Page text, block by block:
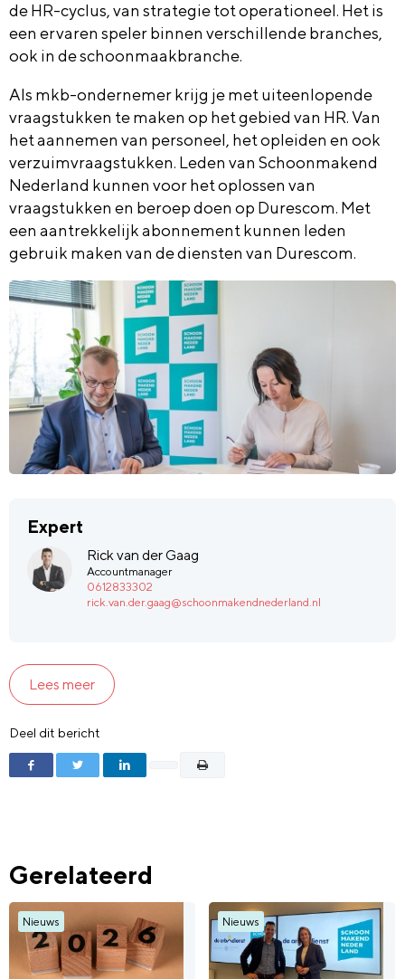
de HR-cyclus, van strategie tot operationeel. Het is
een ervaren speler binnen verschillende branches,
ook in de schoonmaakbranche.
Als mkb-ondernemer krijg je met uiteenlopende
vraagstukken te maken op het gebied van HR. Van
het aannemen van personeel, het opleiden en ook
verzuimvraagstukken. Leden van Schoonmakend
Nederland kunnen voor het oplossen van
vraagstukken en beroep doen op Durescom. Met
een aantrekkelijk abonnement kunnen leden
gebruik maken van de diensten van Durescom.
Expert
Rick van der Gaag
Accountmanager
0612833302
rick.van.der.gaag@schoonmakendnederland.nl
Lees meer
Deel dit bericht
Gerelateerd
Nieuws Nieuws